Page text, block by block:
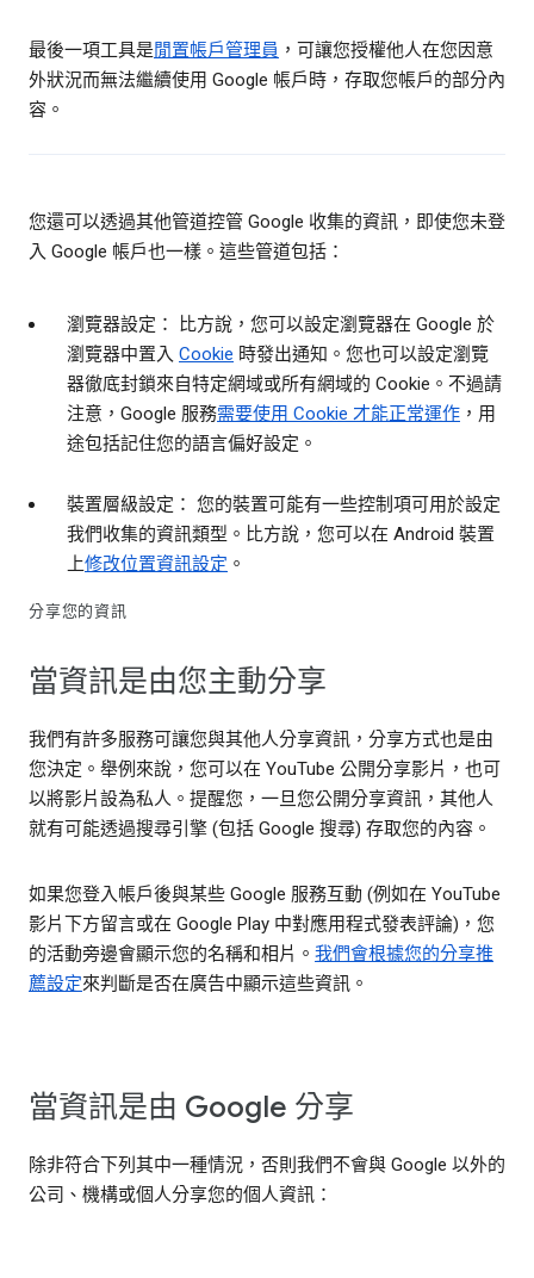
最後一項工具是閒置帳戶管理員 ，可讓您授權他人在您因意
外狀況而無法繼續使用 Google 帳戶時，存取您帳戶的部分內
容。
您還可以透過其他管道控管 Google 收集的資訊，即使您未登
入 Google 帳戶也一樣。這些管道包括：
瀏覽器設定： 比方說，您可以設定瀏覽器在 Google 於
瀏覽器中置入 Cookie 時發出通知。您也可以設定瀏覽
器徹底封鎖來自特定網域或所有網域的 Cookie。不過請
注意，Google 服務需要使用 Cookie 才能正常運作 ，用
途包括記住您的語言偏好設定。
裝置層級設定： 您的裝置可能有一些控制項可用於設定
我們收集的資訊類型。比方說，您可以在 Android 裝置
上修改位置資訊設定 。
分享您的資訊
當資訊是由您主動分享
我們有許多服務可讓您與其他人分享資訊，分享方式也是由
您決定。舉例來說，您可以在 YouTube 公開分享影片，也可
以將影片設為私人。提醒您，一旦您公開分享資訊，其他人
就有可能透過搜尋引擎 (包括 Google 搜尋) 存取您的內容。
如果您登入帳戶後與某些 Google 服務互動 (例如在 YouTube
影片下方留言或在 Google Play 中對應用程式發表評論)，您
的活動旁邊會顯示您的名稱和相片。 我們會根據您的分享推
薦設定來判斷是否在廣告中顯示這些資訊。
當資訊是由 Google 分享
除非符合下列其中一種情況，否則我們不會與 Google 以外的
公司、機構或個人分享您的個人資訊：